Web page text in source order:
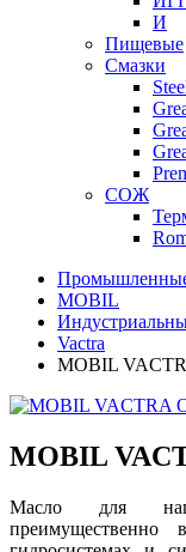
И
Пищевые
Смазки
СОЖ
MOBIL
Vactra
MOBIL
MOBIL
Масло для
преимущественно